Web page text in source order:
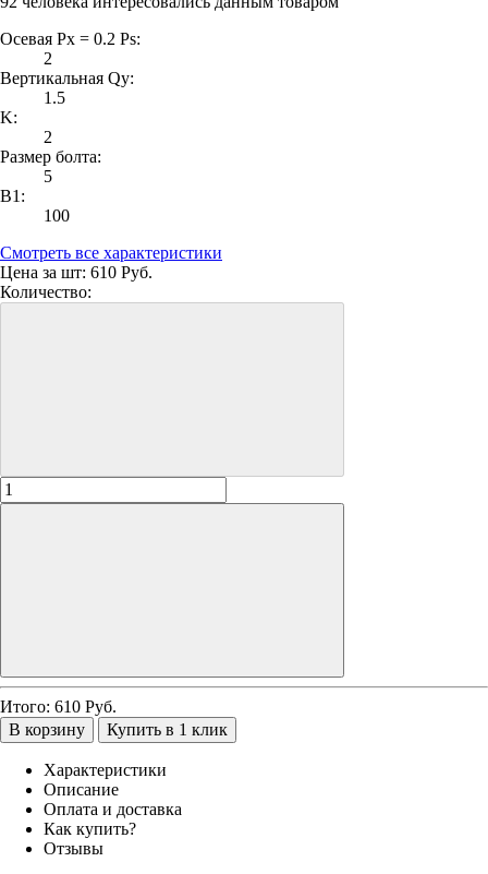
Осевая Px = 0.2 Ps:
2
Вертикальная Qy:
1.5
K:
2
Размер болта:
5
B1:
100
Смотреть все характеристики
Цена за шт: 610 Руб.
Количество:
Итого: 610 Руб.
В корзину
Купить в 1 клик
Характеристики
Описание
Оплата и доставка
Как купить?
Отзывы